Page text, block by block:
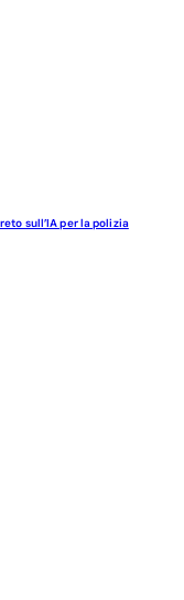
sull’IA per la polizia